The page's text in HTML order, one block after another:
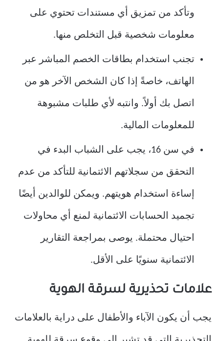
وتأكد من تمزيق أي مستندات تحتوي على
معلومات شخصية قبل التخلص منها.
تجنب استخدام بطاقات الخصم المباشر عبر
الهاتف، خاصةً إذا كان الشخص الآخر هو من
اتصل بك أولاً. وانتبه لأي طلبات مشبوهة
للمعلومات المالية.
في سن 16، يجب على الشباب البدء في
التحقق من سجلاتهم الائتمانية للتأكد من عدم
إساءة استخدام هويتهم. ويمكن للوالدين أيضًا
تجميد الحسابات الائتمانية لمنع أي محاولات
احتيال محتملة. يوصى بمراجعة التقارير
الائتمانية سنويًا على الأقل.
علامات تحذيرية لسرقة الهوية
يجب أن يكون الآباء والأطفال على دراية بالعلامات